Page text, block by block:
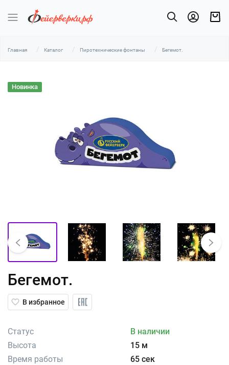
Главная Каталог Пиротехнические фонтаны Бегемот.
Новинка
Бегемот.
В избранное
Статус
В наличии
Высота
15 м
Время работы
65 сек